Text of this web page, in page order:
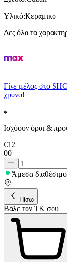
Υλικό:Κεραμικό
Δες όλα τα
Γίνε μέλος στο
χρόνο!
Ισχύουν όροι &
€12
00
Άμεσα διαθέσιμο
Πίσω
Βάλε τον ΤΚ σου